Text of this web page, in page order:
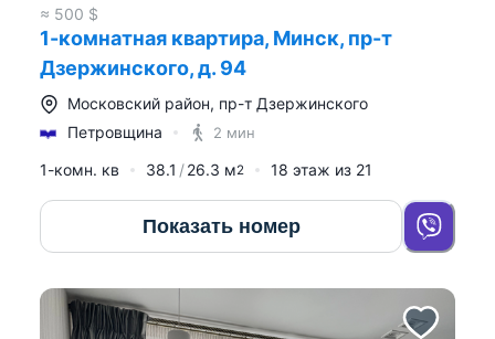
≈ 500 $
1-комнатная квартира, Минск, пр-т
Дзержинского, д. 94
Московский район, пр-т Дзержинского
Петровщина
2 мин
1-комн. кв 38.1 26.3 м2 18 этаж из 21
Показать номер